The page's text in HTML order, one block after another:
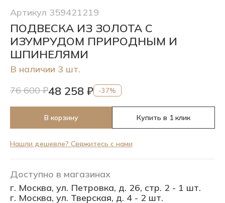
Артикул 359421219
ПОДВЕСКА ИЗ ЗОЛОТА С
ИЗУМРУДОМ ПРИРОДНЫМ И
ШПИНЕЛЯМИ
В наличии 3 шт.
76 600 ₽48 258 ₽ -37%
В корзину Купить в 1 клик
Нашли дешевле? Свяжитесь с нами
Доступно в магазинах
г. Москва, ул. Петровка, д. 26, стр. 2 - 1 шт.
г. Москва, ул. Тверская, д. 4 - 2 шт.